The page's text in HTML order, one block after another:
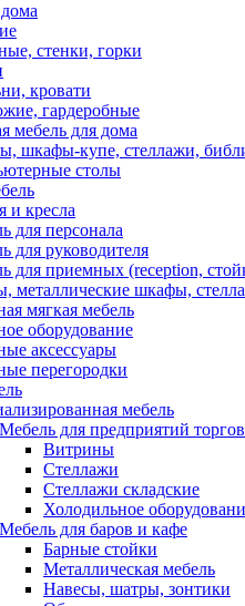
стенки, горки
кровати
гардеробные
мебель для дома
шкафы-купе, стеллажи,
столы
и кресла
для персонала
для руководителя
для приемных (reception,
металлические шкафы,
мягкая мебель
оборудование
аксессуары
перегородки
мебель
Мебель для предприятий
Витрины
Стеллажи
Стеллажи складские
Холодильное
Мебель для баров и кафе
Барные стойки
Металлическая мебель
Навесы, шатры, зонтики